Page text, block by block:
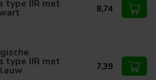
type IIR met 8,74
type IIR met 7,39